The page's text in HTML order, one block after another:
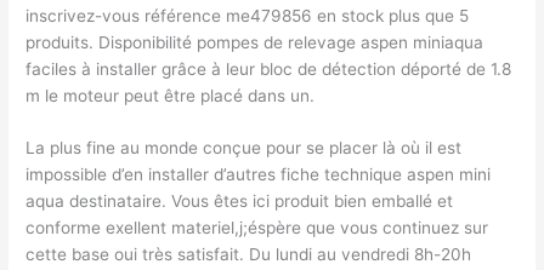
inscrivez-vous référence me479856 en stock plus que 5
produits. Disponibilité pompes de relevage aspen miniaqua
faciles à installer grâce à leur bloc de détection déporté de 1.8
m le moteur peut être placé dans un.
La plus fine au monde conçue pour se placer là où il est
impossible d’en installer d’autres fiche technique aspen mini
aqua destinataire. Vous êtes ici produit bien emballé et
conforme exellent materiel,j;éspère que vous continuez sur
cette base oui très satisfait. Du lundi au vendredi 8h-20h